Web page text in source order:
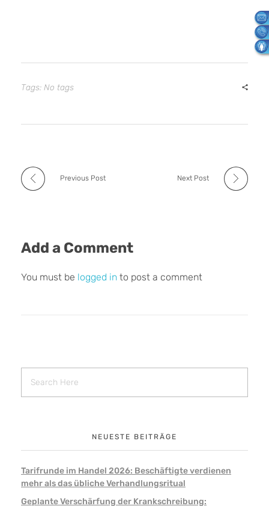
Tags: No tags
Previous Post Next Post
Add a Comment
You must be logged in to post a comment
NEUESTE BEITRÄGE
Tarifrunde im Handel 2026: Beschäftigte verdienen
mehr als das übliche Verhandlungsritual
Geplante Verschärfung der Krankschreibung: